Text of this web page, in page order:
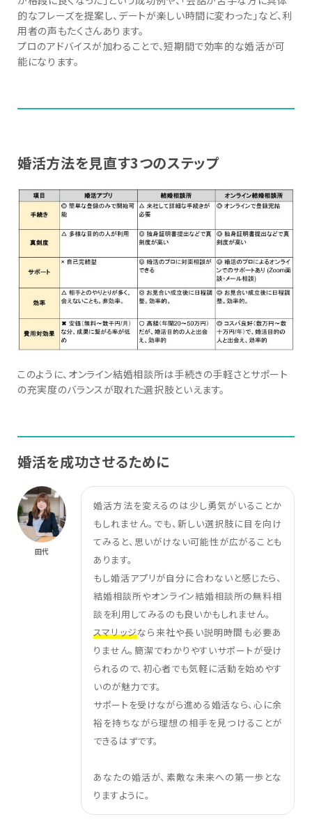
的なフレーズを提案し、デートが楽しい時間に変わった」など、利
用者の声もたくさんあります。
プロのアドバイスが加わることで、短期間で効率的な婚活が可
能になります。
婚活方法を見直す3つのステップ
このように、オンライン結婚相談所は手続きの手軽さとサポート
の充実度のバランスが取れた選択肢といえます。
婚活を成功させるために
婚活方法を変えるのは少し勇気がいることか
もしれません。でも、新しい選択肢に目を向け
てみると、思いがけない可能性が広がることも
あります。
もし婚活アプリが自分に合わないと感じたら、
結婚相談所やオンライン結婚相談所の無料相
談を利用してみるのも良いかもしれません。
スマリッジなら来社や長い説明時間も必要あ
りません。簡潔でわかりやすいサポートが受け
られるので、初心者でも気軽に活動を始めやす
いのが魅力です。
サポートを受けながら進める婚活なら、心に余
裕を持ちながら理想の相手を見つけることが
できるはずです。
あなたの婚活が、素敵な未来への第一歩とな
りますように。
田代